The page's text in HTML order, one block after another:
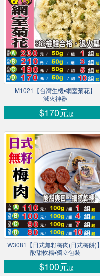
M1021【台灣生機▪網室菊花】
滅火神器
$170元起
W3081【日式無籽梅肉(日式梅餅)】
酸甜軟糯▪獨立包裝
$100元起